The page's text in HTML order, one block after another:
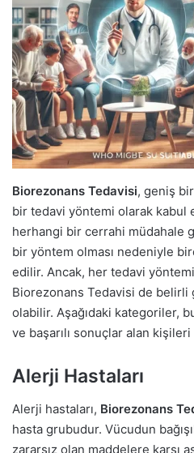
Biorezonans Tedavisi, geniş
bir tedavi yöntemi olarak kabul
herhangi bir cerrahi müdahale
bir yöntem olması nedeniyle
edilir. Ancak, her tedavi
Biorezonans Tedavisi de belirli
olabilir. Aşağıdaki kategoriler,
ve başarılı sonuçlar alan kişileri
Alerji Hastaları
Alerji hastaları, Biorezonans
hasta grubudur. Vücudun
zararsız olan maddelere karşı